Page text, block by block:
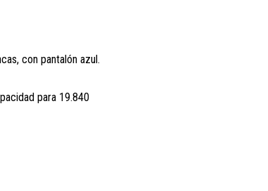
con pantalón azul.
para 19.840